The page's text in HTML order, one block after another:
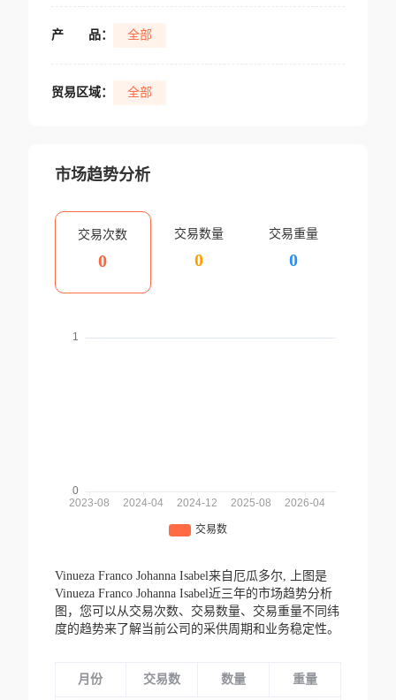
产 品： 全部
贸易区域： 全部
市场趋势分析
交易次数
0
交易数量
0
交易重量
0
Vinueza Franco Johanna Isabel来自厄瓜多尔,
上图是
Vinueza Franco Johanna Isabel近三年的市场趋势分析
图，您可以从交易次数、交易数量、交易重量不同纬
度的趋势来了解当前公司的采供周期和业务稳定性。
月份 交易数 数量 重量